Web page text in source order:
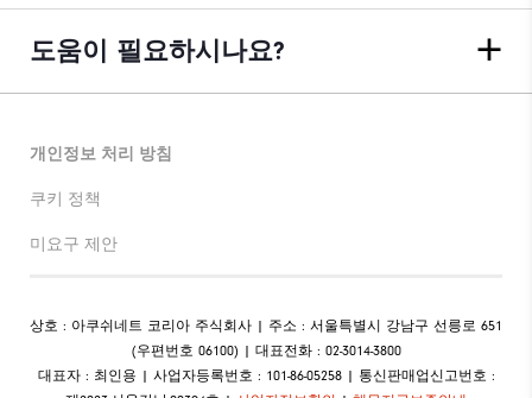
도움이 필요하시나요?
개인정보 처리 방침
쿠키 정책
미요구 제안
상호 : 아쿠쉬네트 코리아 주식회사 | 주소 : 서울특별시 강남구 선릉로 651
(우편번호 06100) | 대표전화 : 02-3014-3800
대표자 : 최인용 | 사업자등록번호 : 101-86-05258 | 통신판매업신고번호 :